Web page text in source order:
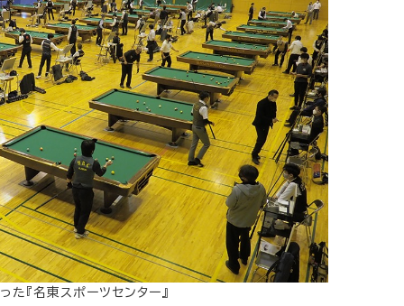
た『名東スポーツセンター』